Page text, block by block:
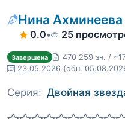
Нина Ахминеева
0.0• 25
Завершена
470 259 зн. /
23.05.2026 (обн.
Серия: Двойная